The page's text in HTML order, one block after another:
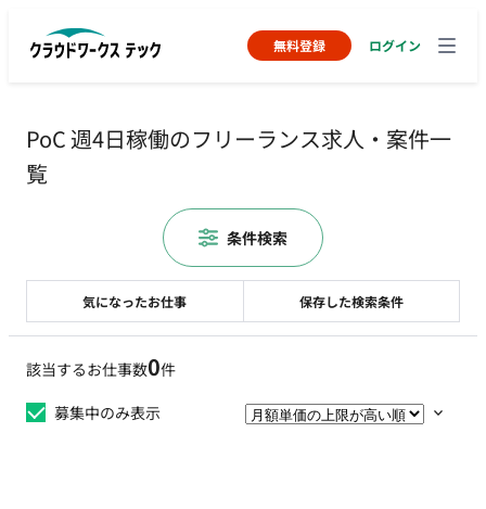
無料登録 ログイン
PoC 週4日稼働のフリーランス求人・案件一
覧
該当するお仕事数0件
募集中のみ表示
気になったお仕事 保存した検索条件
条件検索